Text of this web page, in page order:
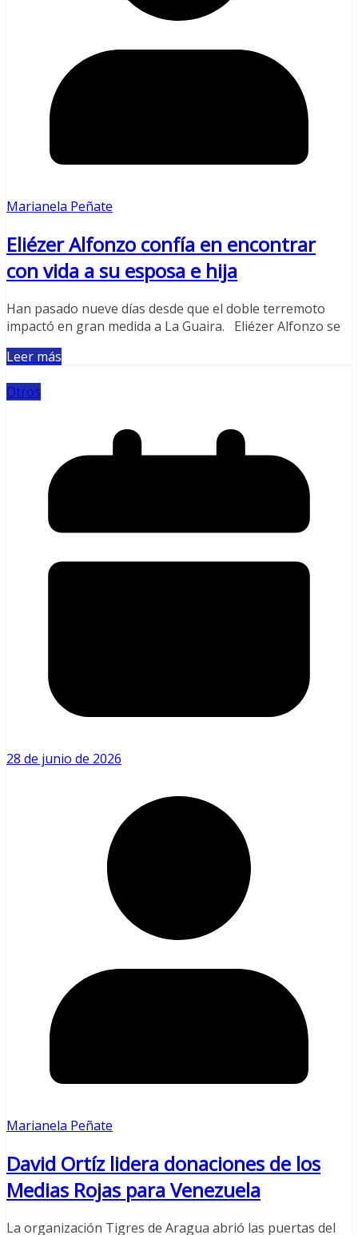
Marianela Peñate
Eliézer Alfonzo confía en encontrar
con vida a su esposa e hija
Han pasado nueve días desde que el doble terremoto
impactó en gran medida a La Guaira. Eliézer Alfonzo se
Leer más
Otros
28 de junio de 2026
Marianela Peñate
David Ortíz lidera donaciones de los
Medias Rojas para Venezuela
La organización Tigres de Aragua abrió las puertas del